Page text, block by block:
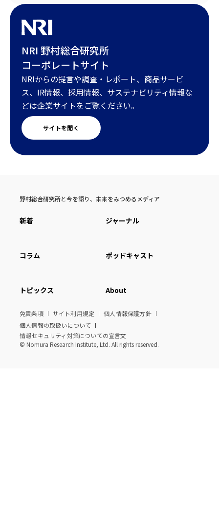
NRI 野村総合研究所
コーポレートサイト
NRIからの提言や調査・レポート、商品サービ
ス、IR情報、採用情報、サステナビリティ情報な
どは企業サイトをご覧ください。
サイトを開く
野村総合研究所と今を語り、未来をみつめるメディア
新着 ジャーナル
コラム ポッドキャスト
トピックス About
免責条項 サイト利用規定
個人情報保護方針
個人情報の取扱いについて
情報セキュリティ対策についての宣言文
© Nomura Research Institute, Ltd. All rights reserved.